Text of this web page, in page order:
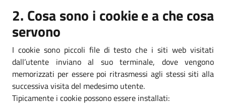
2. Cosa sono i cookie e a che cosa
servono
I cookie sono piccoli file di testo che i siti web visitati
dall’utente inviano al suo terminale, dove vengono
memorizzati per essere poi ritrasmessi agli stessi siti alla
successiva visita del medesimo utente.
Tipicamente i cookie possono essere installati: